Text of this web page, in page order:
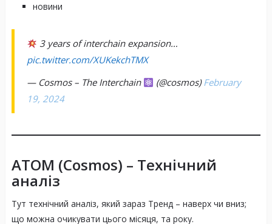
Інтернет блокчейнів:
Хаби та зони:
новини
3 years of interchain expansion…
pic.twitter.com/XUKekchTMX
— Cosmos – The Interchain
(@cosmos)February
19, 2024
ATOM (Cosmos) – Технічний
аналіз
Тут технічний аналіз, який зараз Тренд – наверх чи вниз;
що можна очикувати цього місяця, та року.